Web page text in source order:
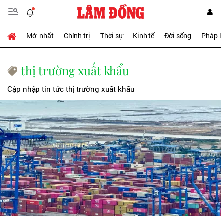
Mới nhất Chính trị Thời sự Kinh tế Đời sống Pháp
thị trường xuất khẩu
Cập nhập tin tức thị trường xuất khẩu